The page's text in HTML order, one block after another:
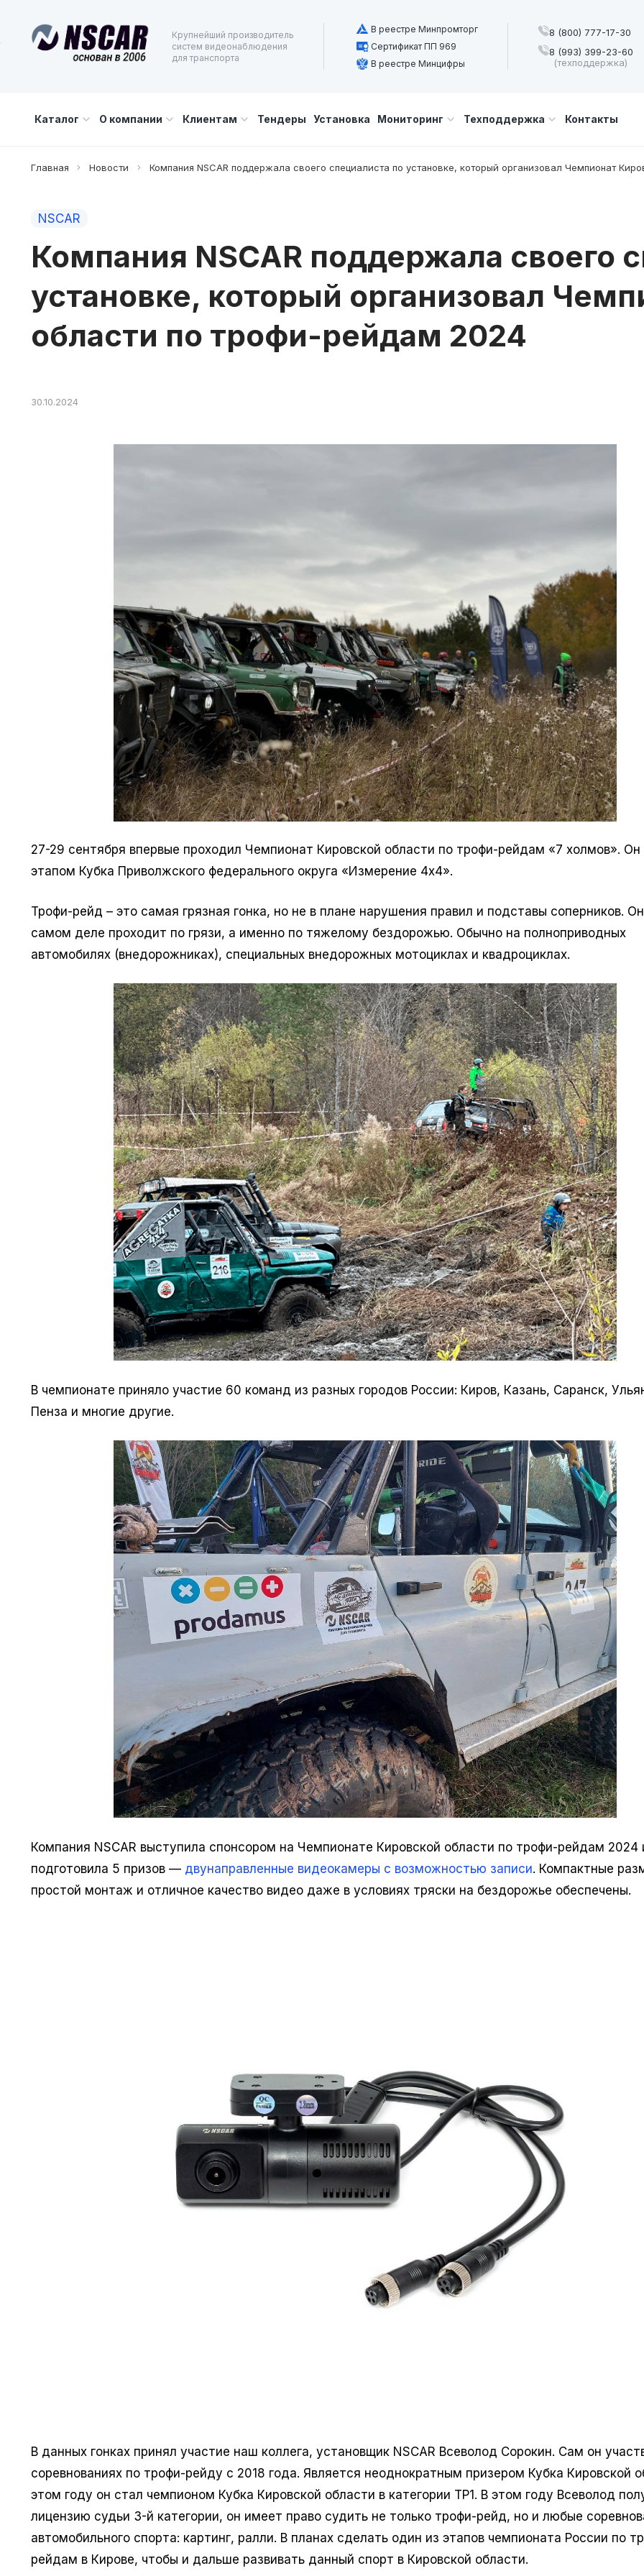
Крупнейший производитель
систем видеонаблюдения
для транспорта
В реестре Минпромторг
Сертификат ПП 969
В реестре Минцифры
8 (800) 777-17-30
8 (993) 399-23-60
(техподдержка)
Каталог О компании Клиентам Тендеры Установка Мониторинг Техподдержка Контакты
Главная Новости Компания NSCAR поддержала своего специалиста по установке, который организовал Чемпионат
NSCAR
Компания NSCAR поддержала своего
установке, который организовал
области по трофи-рейдам 2024
30.10.2024
27-29 сентября впервые проходил Чемпионат Кировской области по трофи-рейдам «7 холмов».
этапом Кубка Приволжского федерального округа «Измерение 4х4».
Трофи-рейд – это самая грязная гонка, но не в плане нарушения правил и подставы соперников.
самом деле проходит по грязи, а именно по тяжелому бездорожью. Обычно на полноприводных
автомобилях (внедорожниках), специальных внедорожных мотоциклах и квадроциклах.
В чемпионате приняло участие 60 команд из разных городов России: Киров, Казань, Саранск,
Пенза и многие другие.
Компания NSCAR выступила спонсором на Чемпионате Кировской области по трофи-рейдам 2024
подготовила 5 призов — двунаправленные видеокамеры с возможностью записи. Компактные
простой монтаж и отличное качество видео даже в условиях тряски на бездорожье обеспечены.
В данных гонках принял участие наш коллега, установщик NSCAR Всеволод Сорокин. Сам он
соревнованиях по трофи-рейду с 2018 года. Является неоднократным призером Кубка Кировской
этом году он стал чемпионом Кубка Кировской области в категории ТР1. В этом году Всеволод
лицензию судьи 3-й категории, он имеет право судить не только трофи-рейд, но и любые
автомобильного спорта: картинг, ралли. В планах сделать один из этапов чемпионата России по
рейдам в Кирове, чтобы и дальше развивать данный спорт в Кировской области.